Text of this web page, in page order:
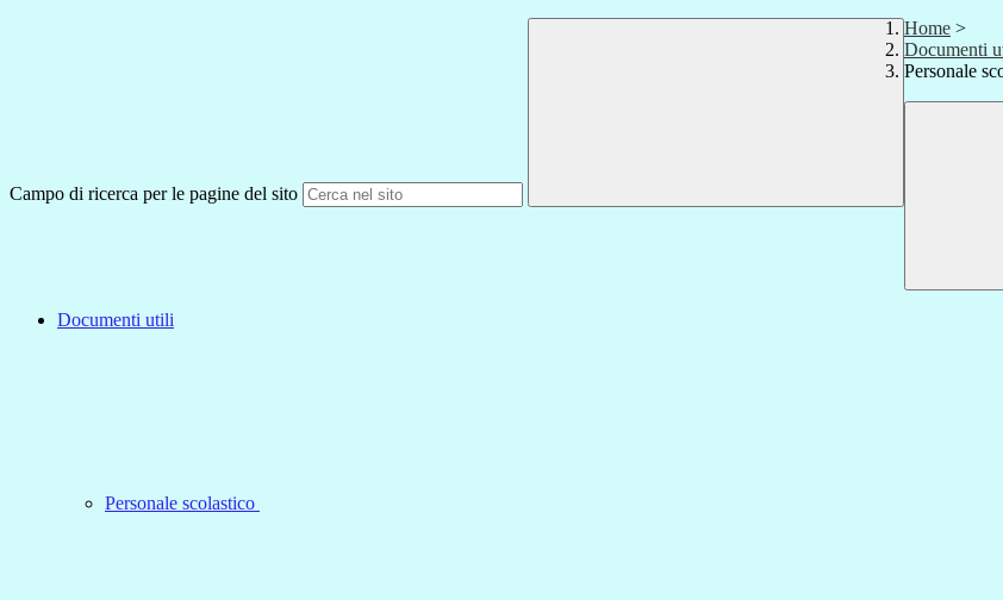
Campo di ricerca per le pagine del sito
Home >
Documenti
Personale
Documenti utili
Personale scolastico